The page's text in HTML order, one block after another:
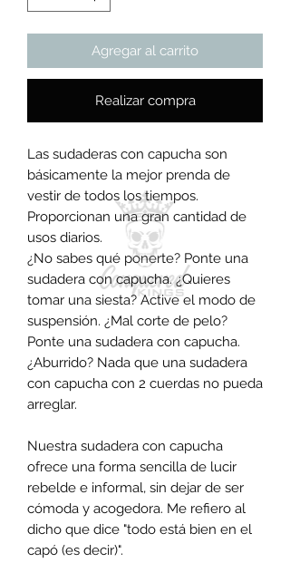
Agregar al carrito
Realizar compra
Las sudaderas con capucha son
básicamente la mejor prenda de
vestir de todos los tiempos.
Proporcionan una gran cantidad de
usos diarios.
¿No sabes qué ponerte? Ponte una
sudadera con capucha. ¿Quieres
tomar una siesta? Active el modo de
suspensión. ¿Mal corte de pelo?
Ponte una sudadera con capucha.
¿Aburrido? Nada que una sudadera
con capucha con 2 cuerdas no pueda
arreglar.
Nuestra sudadera con capucha
ofrece una forma sencilla de lucir
rebelde e informal, sin dejar de ser
cómoda y acogedora. Me refiero al
dicho que dice "todo está bien en el
capó (es decir)".